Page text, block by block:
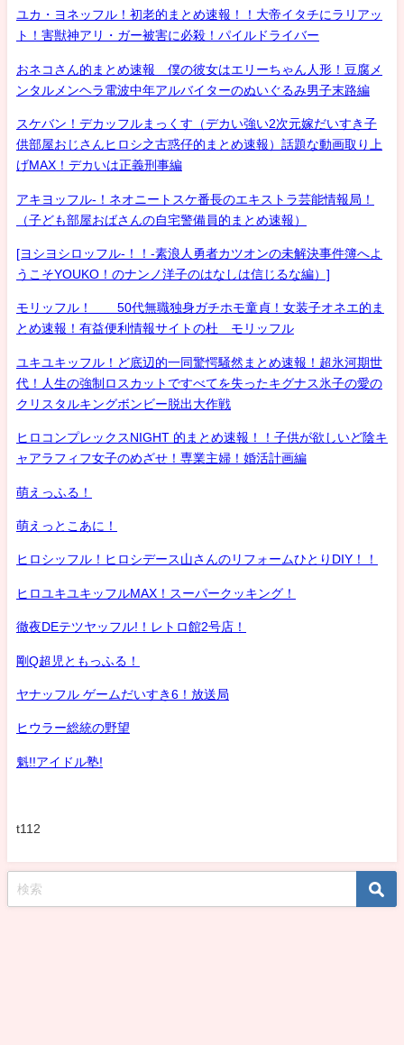
ユカ・ヨネッフル！初老的まとめ速報！！大帝イタチにラリアッ
ト！害獣神アリ・ガー被害に必殺！パイルドライバー
おネコさん的まとめ速報 僕の彼女はエリーちゃん人形！豆腐メ
ンタルメンヘラ電波中年アルバイターのぬいぐるみ男子末路編
スケバン！デカッフルまっくす（デカい強い2次元嫁だいすき子
供部屋おじさんヒロシ之古惑仔的まとめ速報）話題な動画取り上
げMAX！デカいは正義刑事編
アキヨッフル-！ネオニートスケ番長のエキストラ芸能情報局！
（子ども部屋おばさんの自宅警備員的まとめ速報）
[ヨシヨシロッフル-！！-素浪人勇者カツオンの未解決事件簿へよ
うこそYOUKO！のナンノ洋子のはなしは信じるな編）]
モリッフル！ 50代無職独身ガチホモ童貞！女装子オネエ的ま
とめ速報！有益便利情報サイトの杜 モリッフル
ユキユキッフル！ど底辺的一同驚愕騒然まとめ速報！超氷河期世
代！人生の強制ロスカットですべてを失ったキグナス氷子の愛の
クリスタルキングボンビー脱出大作戦
ヒロコンプレックスNIGHT 的まとめ速報！！子供が欲しいど陰キ
ャアラフィフ女子のめざせ！専業主婦！婚活計画編
萌えっふる！
萌えっとこあに！
ヒロシッフル！ヒロシデース山さんのリフォームひとりDIY！！
ヒロユキユキッフルMAX！スーパークッキング！
徹夜DEテツヤッフル!！レトロ館2号店！
剛Q超児ともっふる！
ヤナッフル ゲームだいすき6！放送局
ヒウラー総統の野望
魁!!アイドル塾!
t112